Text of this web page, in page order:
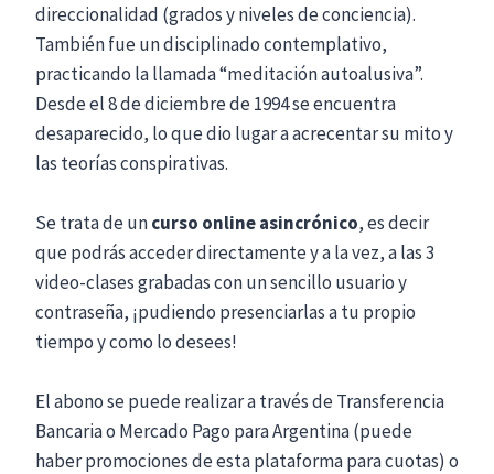
direccionalidad (grados y niveles de conciencia).
También fue un disciplinado contemplativo,
practicando la llamada “meditación autoalusiva”.
Desde el 8 de diciembre de 1994 se encuentra
desaparecido, lo que dio lugar a acrecentar su mito y
las teorías conspirativas.
Se trata de uncurso online asincrónico, es decir
que podrás acceder directamente y a la vez, a las 3
video-clases grabadas con un sencillo usuario y
contraseña, ¡pudiendo presenciarlas a tu propio
tiempo y como lo desees!
El abono se puede realizar a través de Transferencia
Bancaria o Mercado Pago para Argentina (puede
haber promociones de esta plataforma para cuotas) o